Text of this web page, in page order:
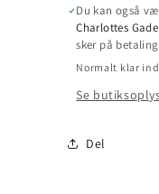
Du kan også
Charlottes
sker på
Normalt klar
Se
Del